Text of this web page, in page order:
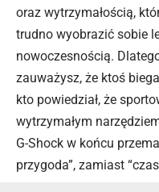
oraz wytrzymałością,
trudno wyobrazić sobie
nowoczesnością.
zauważysz, że ktoś
kto powiedział, że
wytrzymałym
G-Shock w końcu
przygoda”, zamiast